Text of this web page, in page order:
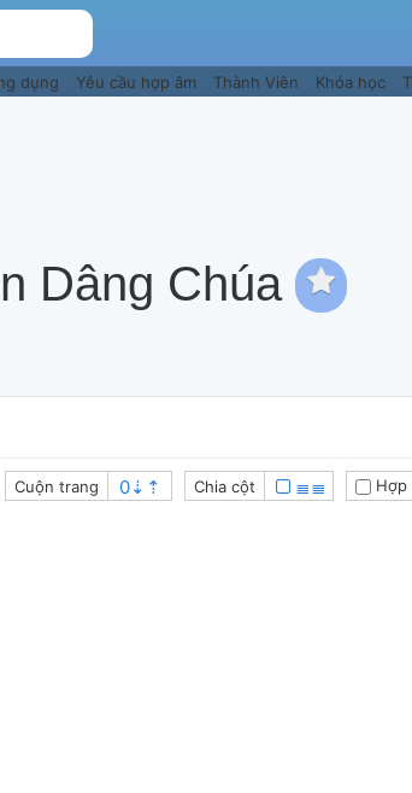
dụng Yêu cầu hợp âm Thành Viên Khóa học
Dâng Chúa
Cuộn trang Chia cột ≣≣ Hợp